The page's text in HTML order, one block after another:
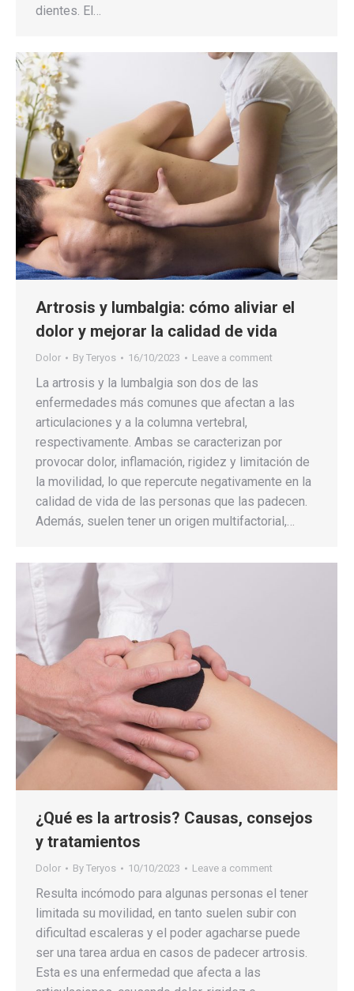
dientes. El…
Artrosis y lumbalgia: cómo aliviar el
dolor y mejorar la calidad de vida
Dolor By Teryos 16/10/2023 Leave a comment
La artrosis y la lumbalgia son dos de las
enfermedades más comunes que afectan a las
articulaciones y a la columna vertebral,
respectivamente. Ambas se caracterizan por
provocar dolor, inflamación, rigidez y limitación de
la movilidad, lo que repercute negativamente en la
calidad de vida de las personas que las padecen.
Además, suelen tener un origen multifactorial,…
¿Qué es la artrosis? Causas, consejos
y tratamientos
Dolor By Teryos 10/10/2023 Leave a comment
Resulta incómodo para algunas personas el tener
limitada su movilidad, en tanto suelen subir con
dificultad escaleras y el poder agacharse puede
ser una tarea ardua en casos de padecer artrosis.
Esta es una enfermedad que afecta a las